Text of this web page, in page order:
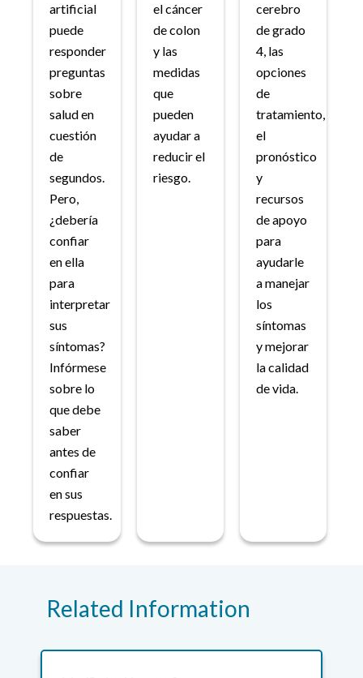
artificial
puede
responder
preguntas
sobre
salud en
cuestión
de
segundos.
Pero,
¿debería
confiar
en ella
para
interpretar
sus
síntomas?
Infórmese
sobre lo
que debe
saber
antes de
confiar
en sus
respuestas.
el cáncer
de colon
y las
medidas
que
pueden
ayudar a
reducir el
riesgo.
cerebro
de grado
4, las
opciones
de
tratamiento,
el
pronóstico
y
recursos
de apoyo
para
ayudarle
a manejar
los
síntomas
y mejorar
la calidad
de vida.
Related Information